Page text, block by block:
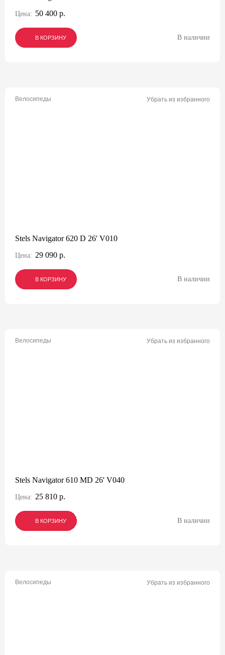
Цена: 50 400 р.
В КОРЗИНУ
В КОРЗИНУ
В КОРЗИНУ В наличии
Велосипеды Убрать из избранного
Stels Navigator 620 D 26' V010
Цена: 29 090 р.
В КОРЗИНУ
В КОРЗИНУ
В КОРЗИНУ В наличии
Велосипеды Убрать из избранного
Stels Navigator 610 MD 26' V040
Цена: 25 810 р.
В КОРЗИНУ
В КОРЗИНУ
В КОРЗИНУ В наличии
Велосипеды Убрать из избранного